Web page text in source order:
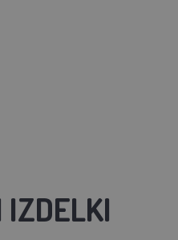
IZDELKI